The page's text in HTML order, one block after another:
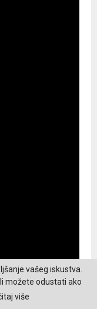
vašeg iskustva.
možete odustati ako
više